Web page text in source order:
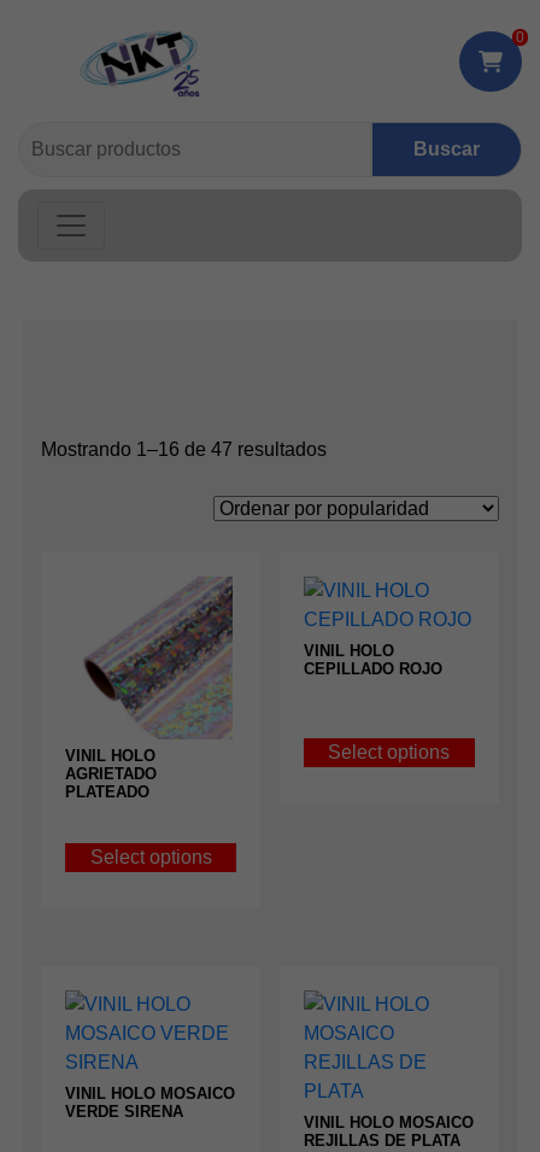
0
Mostrando 1–16 de 47 resultadosOrdenado
popularidad
VINIL HOLO
AGRIETADO
PLATEADO
Select options
VINIL HOLO
CEPILLADO ROJO
Select options
VINIL HOLO MOSAICO
VERDE SIRENA
VINIL HOLO MOSAICO
REJILLAS DE PLATA